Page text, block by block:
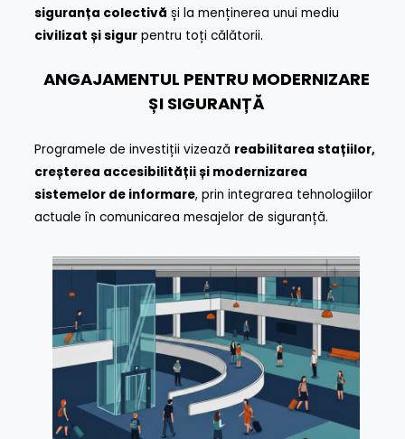
siguranța colectivă și la menținerea unui mediu
civilizat și sigur pentru toți călătorii.
ANGAJAMENTUL PENTRU MODERNIZARE
ȘI SIGURANȚĂ
Programele de investiții vizează reabilitarea stațiilor,
creșterea accesibilității și modernizarea
sistemelor de informare, prin integrarea tehnologiilor
actuale în comunicarea mesajelor de siguranță.